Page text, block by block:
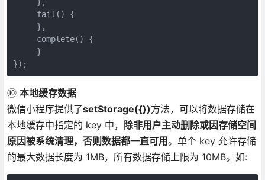
     fail() {
     },
     complete() {
     }
});
⑩ 本地缓存数据
微信小程序提供了setStorage({})方法，可以将数据存储在
本地缓存中指定的 key 中， 除非用户主动删除或因存储空间
原因被系统清理，否则数据都一直可用。单个 key 允许存储
的最大数据长度为 1MB，所有数据存储上限为 10MB。如: